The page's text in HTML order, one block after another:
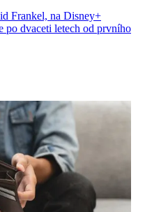
Frankel, na Disney+
po dvaceti letech od prvního